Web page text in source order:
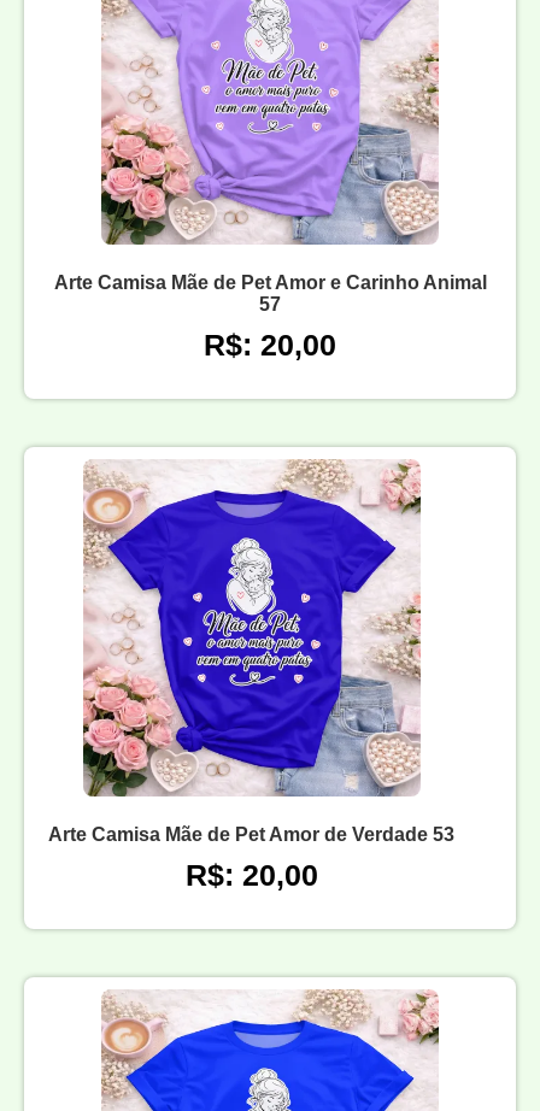
Arte Camisa Mãe de Pet Amor e Carinho Animal
57
R$: 20,00
Arte Camisa Mãe de Pet Amor de Verdade 53
R$: 20,00